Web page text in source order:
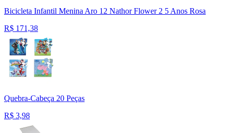
Bicicleta Infantil Menina Aro 12 Nathor Flower 2 5 Anos Rosa
R$ 171,38
Quebra-Cabeça 20 Peças
R$ 3,98